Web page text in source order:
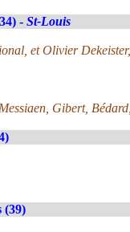
- St-Louis
et Olivier
Gibert,
(39)